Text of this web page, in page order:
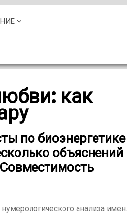
как
по биоэнергетике
объяснений
анализа имен.